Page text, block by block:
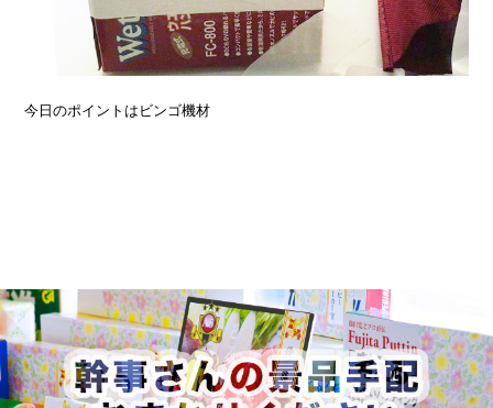
今日のポイントはビンゴ機材